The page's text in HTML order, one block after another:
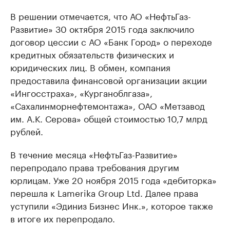
В решении отмечается, что АО «НефтьГаз-
Развитие» 30 октября 2015 года заключило
договор цессии с АО «Банк Город» о переходе
кредитных обязательств физических и
юридических лиц. В обмен, компания
предоставила финансовой организации акции
«Ингосстраха», «Курганоблгаза»,
«Сахалинморнефтемонтажа», ОАО «Метзавод
им. А.К. Серова» общей стоимостью 10,7 млрд
рублей.
В течение месяца «НефтьГаз-Развитие»
перепродало права требования другим
юрлицам. Уже 20 ноября 2015 года «дебиторка»
перешла к Lamerika Group Ltd. Далее права
уступили «Эдиниз Бизнес Инк.», которое также
в итоге их перепродало.